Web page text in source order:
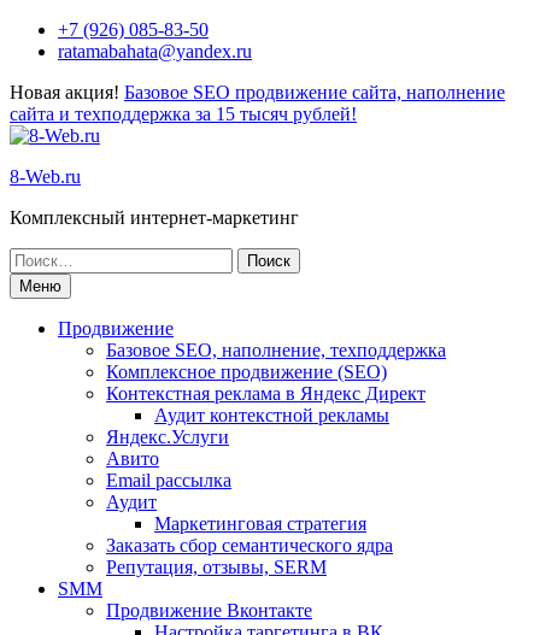
+7 (926) 085-83-50
ratamabahata@yandex.ru
Новая акция! Базовое SEO продвижение сайта, наполнение
сайта и техподдержка за 15 тысяч рублей!
8-Web.ru
Комплексный интернет-маркетинг
Меню
Продвижение
Базовое SEO, наполнение, техподдержка
Комплексное продвижение (SEO)
Контекстная реклама в Яндекс Директ
Аудит контекстной рекламы
Яндекс.Услуги
Авито
Email рассылка
Аудит
Маркетинговая стратегия
Заказать сбор семантического ядра
Репутация, отзывы, SERM
SMM
Продвижение Вконтакте